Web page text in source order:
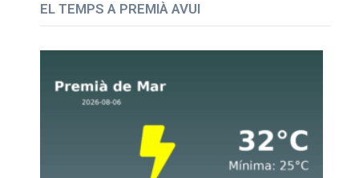
EL TEMPS A PREMIÀ AVUI